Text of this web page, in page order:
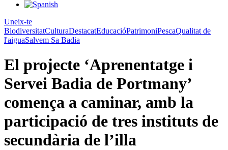
Uneix-te
BiodiversitatCulturaDestacatEducacióPatrimoniPescaQualitat de
l'aiguaSalvem Sa Badia
El projecte ‘Aprenentatge i
Servei Badia de Portmany’
comença a caminar, amb la
participació de tres instituts de
secundària de l’illa